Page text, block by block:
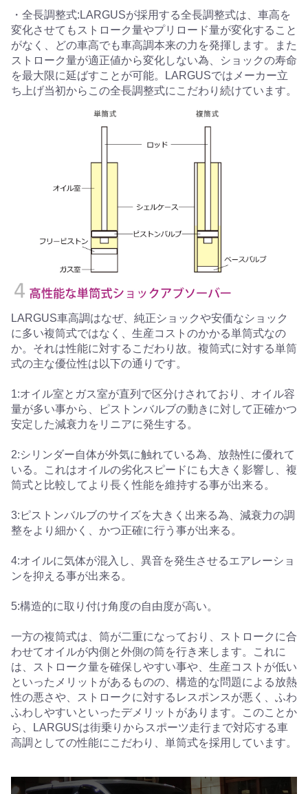
・全長調整式:LARGUSが採用する全長調整式は、車高を
変化させてもストローク量やプリロード量が変化すること
がなく、どの車高でも車高調本来の力を発揮します。また
ストローク量が適正値から変化しない為、ショックの寿命
を最大限に延ばすことが可能。LARGUSではメーカー立
ち上げ当初からこの全長調整式にこだわり続けています。
LARGUS車高調はなぜ、純正ショックや安価なショック
に多い複筒式ではなく、生産コストのかかる単筒式なの
か。それは性能に対するこだわり故。複筒式に対する単筒
式の主な優位性は以下の通りです。
1:オイル室とガス室が直列で区分けされており、オイル容
量が多い事から、ピストンバルブの動きに対して正確かつ
安定した減衰力をリニアに発生する。
2:シリンダー自体が外気に触れている為、放熱性に優れて
いる。これはオイルの劣化スピードにも大きく影響し、複
筒式と比較してより長く性能を維持する事が出来る。
3:ピストンバルブのサイズを大きく出来る為、減衰力の調
整をより細かく、かつ正確に行う事が出来る。
4:オイルに気体が混入し、異音を発生させるエアレーショ
ンを抑える事が出来る。
5:構造的に取り付け角度の自由度が高い。
一方の複筒式は、筒が二重になっており、ストロークに合
わせてオイルが内側と外側の筒を行き来します。これに
は、ストローク量を確保しやすい事や、生産コストが低い
といったメリットがあるものの、構造的な問題による放熱
性の悪さや、ストロークに対するレスポンスが悪く、ふわ
ふわしやすいといったデメリットがあります。このことか
ら、LARGUSは街乗りからスポーツ走行まで対応する車
高調としての性能にこだわり、単筒式を採用しています。